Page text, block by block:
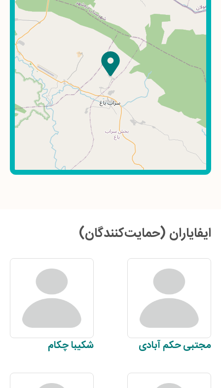
ایفایاران (حمایت‌کنندگان)
مجتبیحکم آبادی شکیباچکام